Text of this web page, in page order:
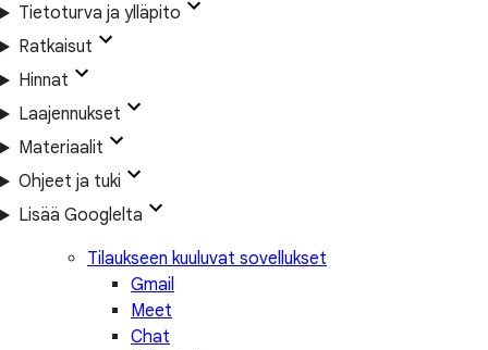
Tietoturva ja ylläpito
Ratkaisut
Hinnat
Laajennukset
Materiaalit
Ohjeet ja tuki
Lisää Googlelta
Tilaukseen kuuluvat sovellukset
Gmail
Meet
Chat